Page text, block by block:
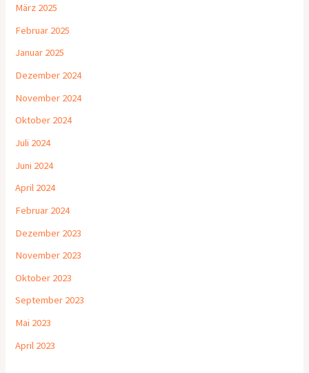
März 2025
Februar 2025
Januar 2025
Dezember 2024
November 2024
Oktober 2024
Juli 2024
Juni 2024
April 2024
Februar 2024
Dezember 2023
November 2023
Oktober 2023
September 2023
Mai 2023
April 2023